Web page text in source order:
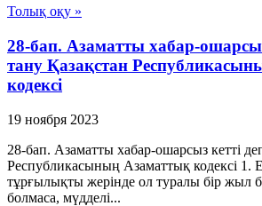
Толық оқу »
28-бап. Азаматты хабар-
тану Қазақстан
кодексi
19 ноября 2023
28-бап. Азаматты хабар-ошарсыз кеттi
Республикасының Азаматтық кодексi 1.
тұрғылықты жерiнде ол туралы бiр жыл
болмаса, мүдделi...